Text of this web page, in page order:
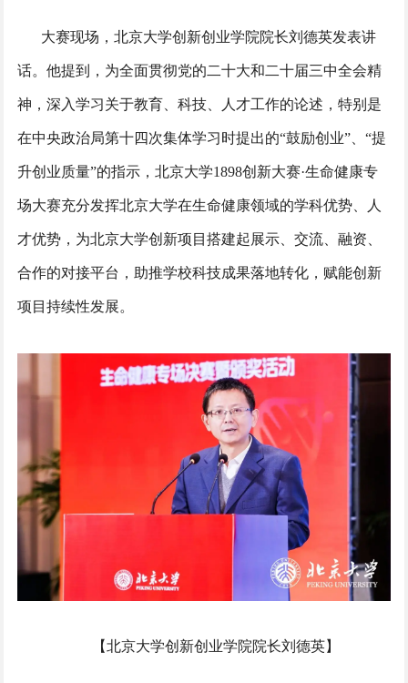
大赛现场，北京大学创新创业学院院长刘德英发表讲
话。他提到，为全面贯彻党的二十大和二十届三中全会精
神，深入学习关于教育、科技、人才工作的论述，特别是
在中央政治局第十四次集体学习时提出的“鼓励创业”、“提
升创业质量”的指示，北京大学1898创新大赛·生命健康专
场大赛充分发挥北京大学在生命健康领域的学科优势、人
才优势，为北京大学创新项目搭建起展示、交流、融资、
合作的对接平台，助推学校科技成果落地转化，赋能创新
项目持续性发展。
【北京大学创新创业学院院长刘德英】